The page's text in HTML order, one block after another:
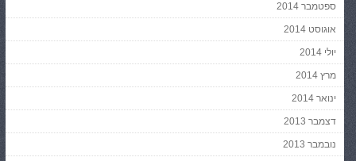
ספטמבר 2014
אוגוסט 2014
יולי 2014
מרץ 2014
ינואר 2014
דצמבר 2013
נובמבר 2013